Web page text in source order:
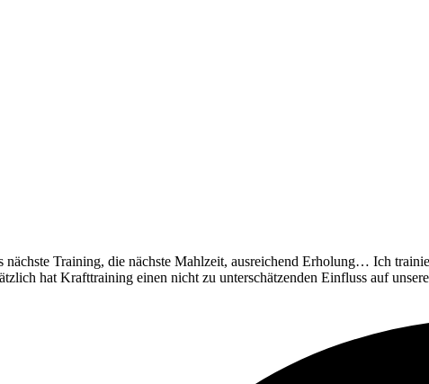
Training, die nächste Mahlzeit, ausreichend Erholung… Ich
hat Krafttraining einen nicht zu unterschätzenden Einfluss auf